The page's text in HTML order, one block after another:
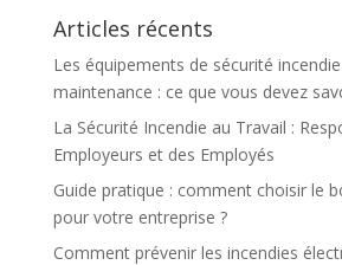
Articles récents
Les équipements de sécurité
maintenance : ce que vous devez
La Sécurité Incendie au Travail :
Employeurs et des Employés
Guide pratique : comment choisir le
pour votre entreprise ?
Comment prévenir les incendies